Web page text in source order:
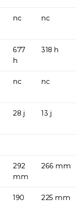
nc nc
677
h
318 h
nc nc
28 j 13 j
292
mm
266 mm
190
225 mm